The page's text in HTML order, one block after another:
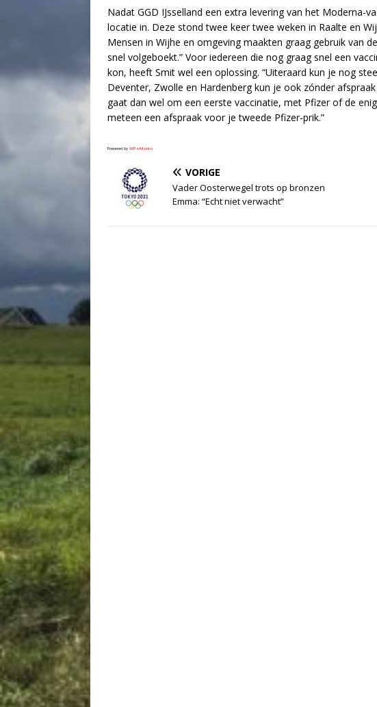
Nadat GGD IJsselland een extra levering van het Moderna-
locatie in. Deze stond twee keer twee weken in Raalte en
Mensen in Wijhe en omgeving maakten graag gebruik van
snel volgeboekt.” Voor iedereen die nog graag snel een
kon, heeft Smit wel een oplossing. “Uiteraard kun je nog
Deventer, Zwolle en Hardenberg kun je ook zónder
gaat dan wel om een eerste vaccinatie, met Pfizer of de
meteen een afspraak voor je tweede Pfizer-prik.”
Powered by WPeMatico
VORIGE
Vader Oosterwegel trots op bronzen
Emma: “Echt niet verwacht”